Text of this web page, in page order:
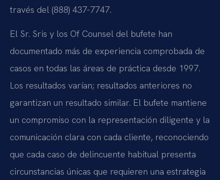
través del (888) 437-7747.
El Sr. Sris y los Of Counsel del bufete han
documentado más de experiencia comprobada de
casos en todas las áreas de práctica desde 1997.
Los resultados varían; resultados anteriores no
garantizan un resultado similar. El bufete mantiene
un compromiso con la representación diligente y la
comunicación clara con cada cliente, reconociendo
que cada caso de delincuente habitual presenta
circunstancias únicas que requieren una estrategia